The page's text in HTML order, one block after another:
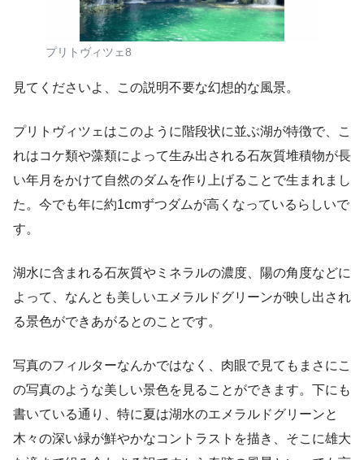
プリトヴィツェ8
見てくださいよ、この説明不要な幻想的な風景。
プリトヴィツェはこのように階段状に並ぶ湖が特徴で、こ
れはコケ類や藻類によって生み出される石灰質堆積物が長
い年月をかけて自然のダムを作り上げることで生まれまし
た。今でも年に約1cmずつダムが高くなっているらしいで
す。
湖水に含まれる石灰質やミネラルの濃度、陽の角度などに
よって、なんとも美しいエメラルドグリーンが映し出され
る景色ができあがるとのことです。
写真のフィルターなんかではなく、肉眼で見てもまさにこ
の写真のような美しい景色を見ることができます。下にも
書いている通り、特に夏は湖水のエメラルドグリーンと
木々の深い緑が鮮やかなコントラストを描き、そこに雄大